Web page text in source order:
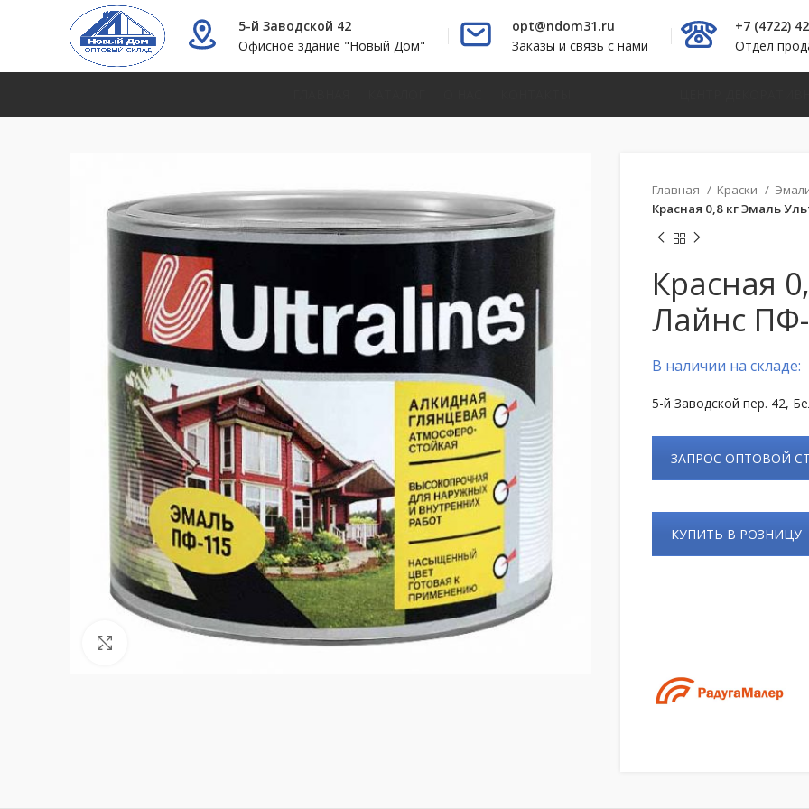
5-й Заводской 42
Офисное здание "Новый Дом"
opt@ndom31.ru
Заказы и связь с нами
+7 (4722)
Отдел
Нажмите, чтобы увеличить
Главная Краски
Красная 0,8 кг Эмаль
Красная
Лайнс
В наличии на складе:
5-й Заводской пер. 42,
ЗАПРОС ОПТОВОЙ
КУПИТЬ В РОЗНИЦУ